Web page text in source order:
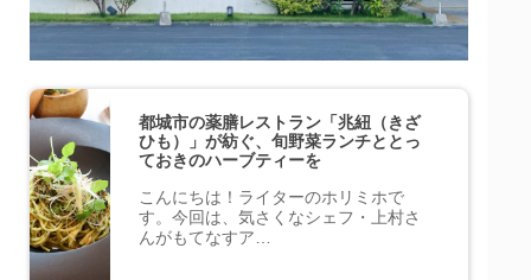
都城市の薬膳レストラン「兆紐（きざ
ひも）」が紡ぐ、旬野菜ランチととっ
ておきのハーブティーを
こんにちは！ライターのホリミホで
す。今回は、気さくなシェフ・上村さ
んがもてなすア…